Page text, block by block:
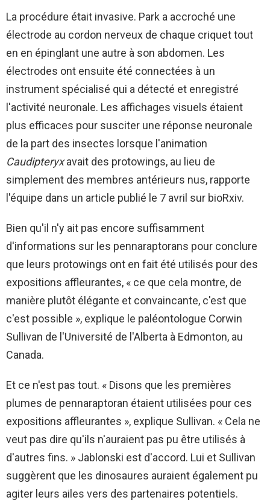
La procédure était invasive. Park a accroché une
électrode au cordon nerveux de chaque criquet tout
en en épinglant une autre à son abdomen. Les
électrodes ont ensuite été connectées à un
instrument spécialisé qui a détecté et enregistré
l'activité neuronale. Les affichages visuels étaient
plus efficaces pour susciter une réponse neuronale
de la part des insectes lorsque l'animation
Caudipteryxavait des protowings, au lieu de
simplement des membres antérieurs nus, rapporte
l'équipe dans un article publié le 7 avril sur bioRxiv.
Bien qu'il n'y ait pas encore suffisamment
d'informations sur les pennaraptorans pour conclure
que leurs protowings ont en fait été utilisés pour des
expositions affleurantes, « ce que cela montre, de
manière plutôt élégante et convaincante, c'est que
c'est possible », explique le paléontologue Corwin
Sullivan de l'Université de l'Alberta à Edmonton, au
Canada.
Et ce n'est pas tout. « Disons que les premières
plumes de pennaraptoran étaient utilisées pour ces
expositions affleurantes », explique Sullivan. « Cela ne
veut pas dire qu'ils n'auraient pas pu être utilisés à
d'autres fins. » Jablonski est d'accord. Lui et Sullivan
suggèrent que les dinosaures auraient également pu
agiter leurs ailes vers des partenaires potentiels.